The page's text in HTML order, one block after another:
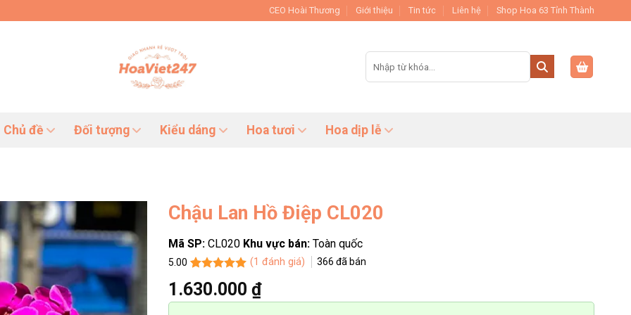
CEO Hoài Thương Giới thiệu Tin tức Liên hệ Shop Hoa 63 Tỉnh Thành
Tìm
kiếm:
Chủ đề Đối tượng Kiểu dáng Hoa tươi Hoa dịp lễ
Chậu Lan Hồ Điệp CL020
Mã SP: CL020 Khu vực bán: Toàn quốc
5.00
dựa trên
đánh giá
(1 đánh giá) 366 đã bán
1.630.000 ₫